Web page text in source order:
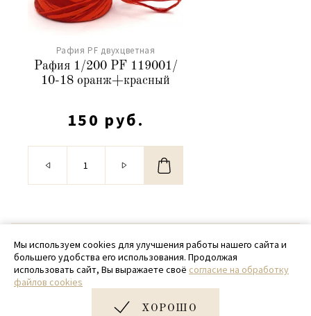
Рафия PF двухцветная
Рафия 1/200 PF 119001/
10-18 оранж+красный
150 руб.
© 2020 - 2026 SamPack
+ 7 (918) 699-97-87
zakaz@sampack.store
Мы используем cookies для улучшения работы нашего сайта и
большего удобства его использования. Продолжая
использовать сайт, Вы выражаете своё согласие на обработку
файлов cookies
ХОРОШО